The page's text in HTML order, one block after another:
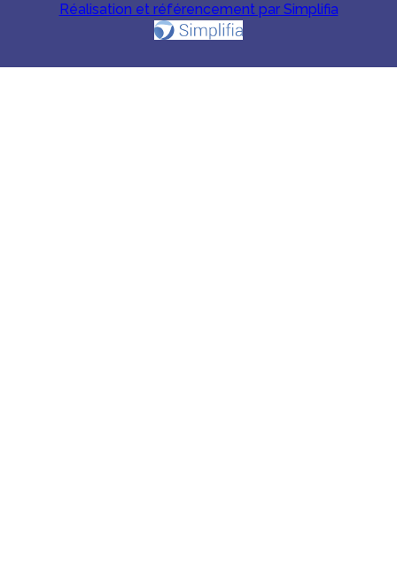
Réalisation et référencement par Simplifia